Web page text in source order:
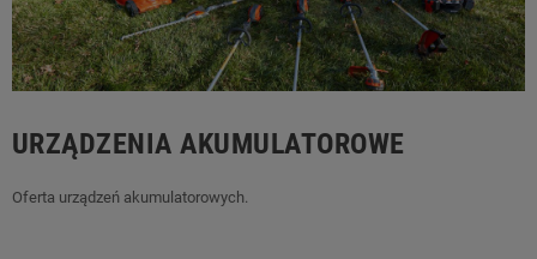
URZĄDZENIA AKUMULATOROWE
Oferta urządzeń akumulatorowych.